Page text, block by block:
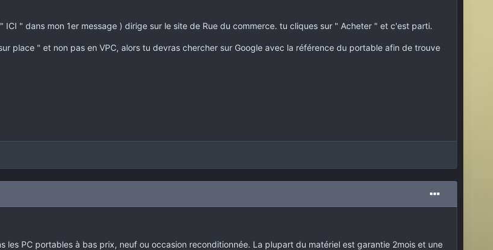
ICI " dans mon 1er message ) dirige sur le site de Rue du commerce. tu cliques sur " Acheter " et c'est parti.
place " et non pas en VPC, alors tu devras chercher sur Google avec la référence du portable afin de trouve
les PC portables à bas prix, neuf ou occasion reconditionnée. La plupart du matériel est garantie 2mois et une